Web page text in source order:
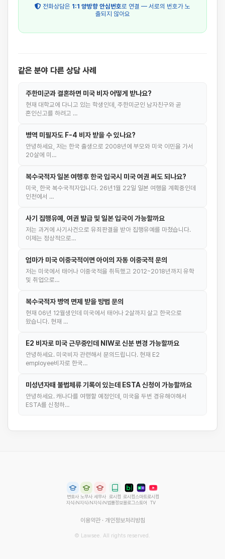
전화상담은 1:1 양방향 안심번호로 연결 — 서로의 번호가 노
출되지 않아요
같은 분야 다른 상담 사례
주한미군과 결혼하면 미국 비자 어떻게 받나요?
현재 대학교에 다니고 있는 학생인데, 주한미군인 남자친구와 곧
혼인신고를 하려고 …
병역 미필자도 F-4 비자 받을 수 있나요?
안녕하세요, 저는 한국 출생으로 2008년에 부모와 미국 이민을 가서
20살에 미…
복수국적자 일본 여행후 한국 입국시 미국 여권 써도 되나요?
미국, 한국 복수국적자입니다. 26년1월 22일 일본 여행을 계획중인데
인천에서 …
사기 집행유예, 여권 발급 및 일본 입국이 가능할까요
저는 과거에 사기사건으로 유죄판결을 받아 집행유예를 마쳤습니다.
이제는 정상적으로…
엄마가 미국 이중국적이면 아이의 자동 이중국적 문의
저는 미국에서 태어나 이중국적을 취득했고 2012~2018년까지 유학
및 취업으로…
복수국적자 병역 면제 받을 방법 문의
현재 06년 12월생인데 미국에서 태어나 2살까지 살고 한국으로
왔습니다. 현재 …
E2 비자로 미국 근무중인데 NIW로 신분 변경 가능할까요
안녕하세요. 미국비자 관련해서 문의드립니다. 현재 E2
employee비자로 한국…
미성년자때 불법체류 기록이 있는데 ESTA 신청이 가능할까요
안녕하세요. 캐나다를 여행할 예정인데, 미국을 두번 경유해야해서
ESTA를 신청하…
변호사
지식iN
노무사
지식iN
세무사
지식iN
로시컴
법률정보
로시컴
블로그
스마트
스토어
로시컴
TV
이용약관· 개인정보처리방침
© Lawsee. All rights reserved.